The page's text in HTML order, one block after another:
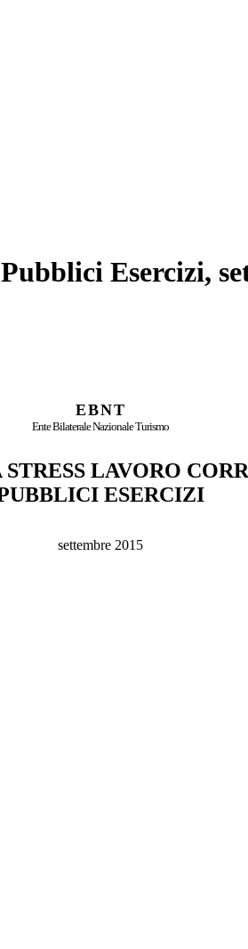
Esercizi,
EBNT
Ente Bilaterale Nazionale Turismo
LAVORO
ESERCIZI
settembre 2015